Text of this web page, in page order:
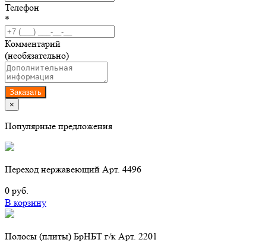
Телефон
*
Комментарий
(необязательно)
Заказать
×
Популярные предложения
Переход нержавеющий Арт. 4496
0 руб.
В корзину
Полосы (плиты) БрНБТ г/к Арт. 2201